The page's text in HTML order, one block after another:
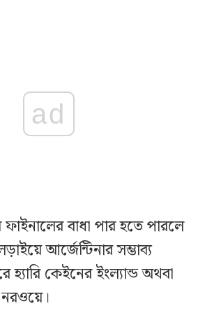
ad
ফাইনালের বাধা পার হতে পারলে
আর্জেন্টিনার সম্ভাব্য
হ্যারি কেইনের ইংল্যান্ড অথবা
নরওয়ে।